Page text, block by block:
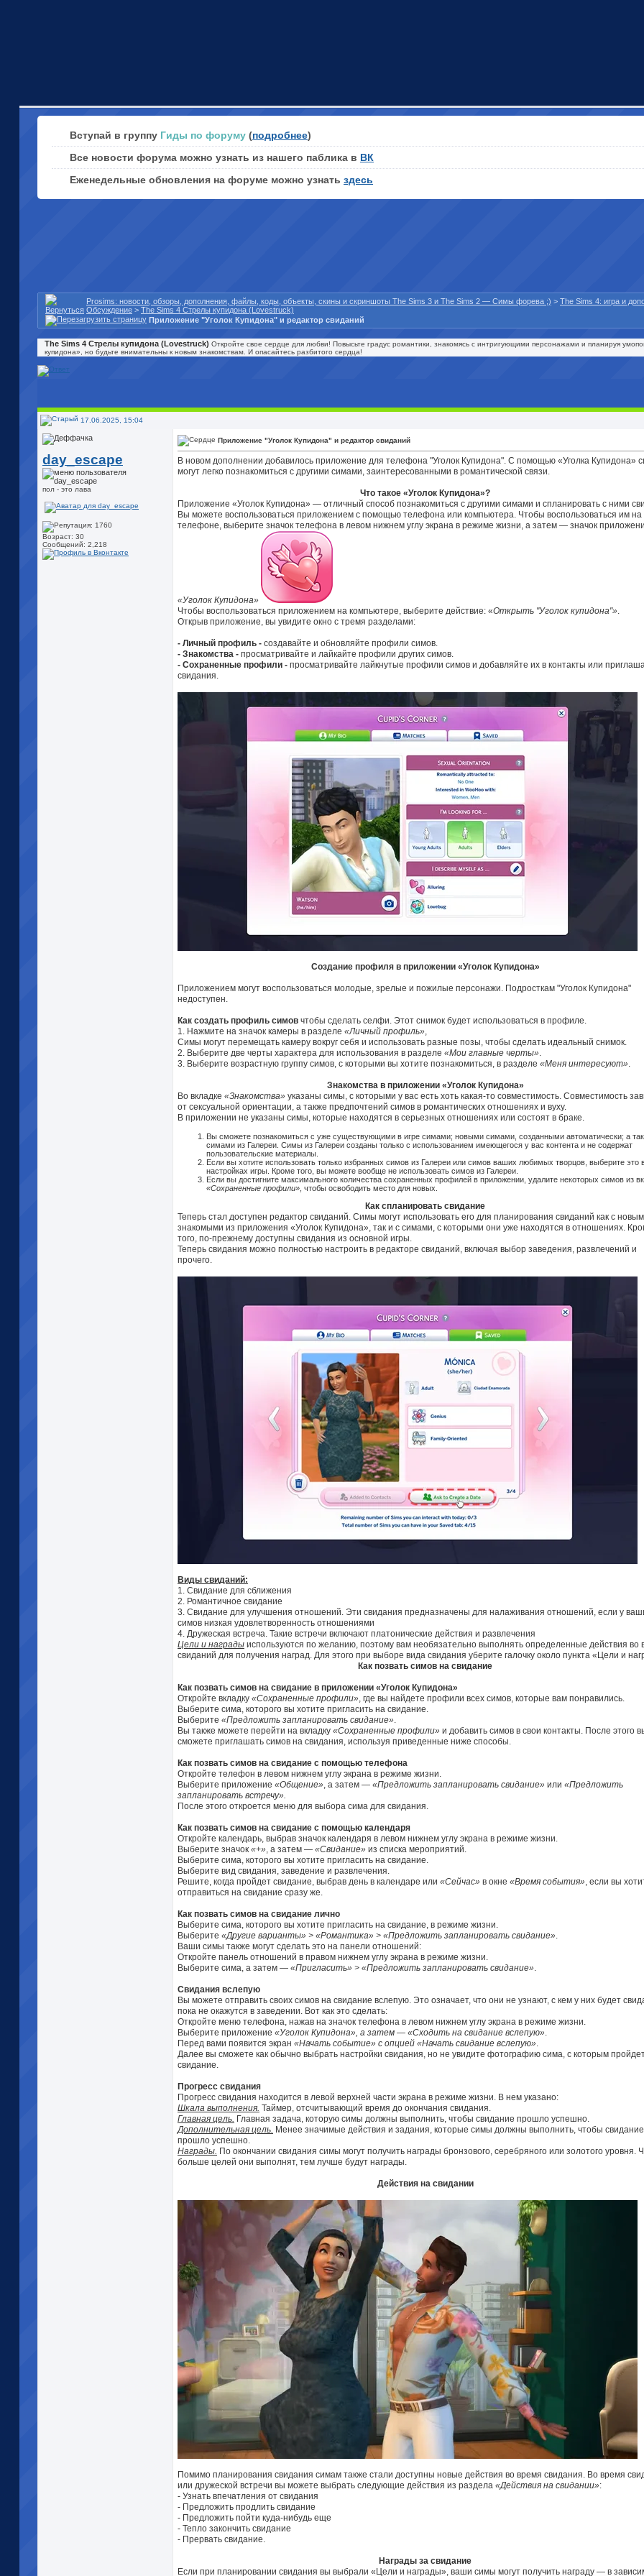
Вступай в группу Гиды по форуму (подробнее)
Все новости форума можно узнать из нашего паблика в ВК
Еженедельные обновления на форуме можно узнать здесь
Prosims: новости, обзоры, дополнения, файлы, коды, объекты, скины и скриншоты The Sims 3 и The Sims 2 — Симы форева ;) > The Sims 4: игра и
Обсуждение > The Sims 4 Стрелы купидона (Lovestruck)
Приложение "Уголок Купидона" и редактор свиданий
The Sims 4 Стрелы купидона (Lovestruck) Откройте свое сердце для любви! Повысьте градус романтики, знакомясь с интригующими персонажами и планируя
купидона», но будьте внимательны к новым знакомствам. И опасайтесь разбитого сердца!
17.06.2025, 15:04
day_escape
пол - это лава
Возраст: 30
Сообщений: 2,218
Приложение "Уголок Купидона" и редактор свиданий
В новом дополнении добавилось приложение для телефона "Уголок Купидона". С помощью «Уголка Купидона»
могут легко познакомиться с другими симами, заинтересованными в романтической связи.
Что такое «Уголок Купидона»?
Приложение «Уголок Купидона» — отличный способ познакомиться с другими симами и спланировать с ними
Вы можете воспользоваться приложением с помощью телефона или компьютера. Чтобы воспользоваться им на
телефоне, выберите значок телефона в левом нижнем углу экрана в режиме жизни, а затем — значок
«Уголок Купидона»
Чтобы воспользоваться приложением на компьютере, выберите действие: «Открыть "Уголок купидона"».
Открыв приложение, вы увидите окно с тремя разделами:
- Личный профиль - создавайте и обновляйте профили симов.
- Знакомства - просматривайте и лайкайте профили других симов.
- Сохраненные профили - просматривайте лайкнутые профили симов и добавляйте их в контакты или
свидания.
Создание профиля в приложении «Уголок Купидона»
Приложением могут воспользоваться молодые, зрелые и пожилые персонажи. Подросткам "Уголок Купидона"
недоступен.
Как создать профиль симов чтобы сделать селфи. Этот снимок будет использоваться в профиле.
1. Нажмите на значок камеры в разделе «Личный профиль»,
Симы могут перемещать камеру вокруг себя и использовать разные позы, чтобы сделать идеальный снимок.
2. Выберите две черты характера для использования в разделе «Мои главные черты».
3. Выберите возрастную группу симов, с которыми вы хотите познакомиться, в разделе «Меня интересуют».
Знакомства в приложении «Уголок Купидона»
Во вкладке «Знакомства» указаны симы, с которыми у вас есть хоть какая-то совместимость. Совместимость
от сексуальной ориентации, а также предпочтений симов в романтических отношениях и вуху.
В приложении не указаны симы, которые находятся в серьезных отношениях или состоят в браке.
Вы сможете познакомиться с уже существующими в игре симами; новыми симами, созданными автоматически; а
симами из Галереи. Симы из Галереи созданы только с использованием имеющегося у вас контента и не содержат
пользовательские материалы.
Если вы хотите использовать только избранных симов из Галереи или симов ваших любимых творцов, выберите это
настройках игры. Кроме того, вы можете вообще не использовать симов из Галереи.
Если вы достигните максимального количества сохраненных профилей в приложении, удалите некоторых симов из
«Сохраненные профили» , чтобы освободить место для новых.
Как спланировать свидание
Теперь стал доступен редактор свиданий. Симы могут использовать его для планирования свиданий как с
знакомыми из приложения «Уголок Купидона», так и с симами, с которыми они уже находятся в отношениях.
того, по-прежнему доступны свидания из основной игры.
Теперь свидания можно полностью настроить в редакторе свиданий, включая выбор заведения, развлечений и
прочего.
Виды свиданий:
1. Свидание для сближения
2. Романтичное свидание
3. Свидание для улучшения отношений. Эти свидания предназначены для налаживания отношений, если у
симов низкая удовлетворенность отношениями
4. Дружеская встреча. Такие встречи включают платонические действия и развлечения
Цели и награды используются по желанию, поэтому вам необязательно выполнять определенные действия во
свиданий для получения наград. Для этого при выборе вида свидания уберите галочку около пункта «Цели и
Как позвать симов на свидание
Как позвать симов на свидание в приложении «Уголок Купидона»
Откройте вкладку «Сохраненные профили», где вы найдете профили всех симов, которые вам понравились.
Выберите сима, которого вы хотите пригласить на свидание.
Выберите «Предложить запланировать свидание».
Вы также можете перейти на вкладку «Сохраненные профили» и добавить симов в свои контакты. После этого
сможете приглашать симов на свидания, используя приведенные ниже способы.
Как позвать симов на свидание с помощью телефона
Откройте телефон в левом нижнем углу экрана в режиме жизни.
Выберите приложение «Общение», а затем — «Предложить запланировать свидание» или «Предложить
запланировать встречу».
После этого откроется меню для выбора сима для свидания.
Как позвать симов на свидание с помощью календаря
Откройте календарь, выбрав значок календаря в левом нижнем углу экрана в режиме жизни.
Выберите значок «+», а затем — «Свидание» из списка мероприятий.
Выберите сима, которого вы хотите пригласить на свидание.
Выберите вид свидания, заведение и развлечения.
Решите, когда пройдет свидание, выбрав день в календаре или «Сейчас» в окне «Время события», если вы
отправиться на свидание сразу же.
Как позвать симов на свидание лично
Выберите сима, которого вы хотите пригласить на свидание, в режиме жизни.
Выберите «Другие варианты» > «Романтика» > «Предложить запланировать свидание».
Ваши симы также могут сделать это на панели отношений:
Откройте панель отношений в правом нижнем углу экрана в режиме жизни.
Выберите сима, а затем — «Пригласить» > «Предложить запланировать свидание».
Свидания вслепую
Вы можете отправить своих симов на свидание вслепую. Это означает, что они не узнают, с кем у них будет
пока не окажутся в заведении. Вот как это сделать:
Откройте меню телефона, нажав на значок телефона в левом нижнем углу экрана в режиме жизни.
Выберите приложение «Уголок Купидона», а затем — «Сходить на свидание вслепую».
Перед вами появится экран «Начать событие» с опцией «Начать свидание вслепую».
Далее вы сможете как обычно выбрать настройки свидания, но не увидите фотографию сима, с которым
свидание.
Прогресс свидания
Прогресс свидания находится в левой верхней части экрана в режиме жизни. В нем указано:
Шкала выполнения. Таймер, отсчитывающий время до окончания свидания.
Главная цель. Главная задача, которую симы должны выполнить, чтобы свидание прошло успешно.
Дополнительная цель. Менее значимые действия и задания, которые симы должны выполнить, чтобы свидание
прошло успешно.
Награды. По окончании свидания симы могут получить награды бронзового, серебряного или золотого уровня.
больше целей они выполнят, тем лучше будут награды.
Действия на свидании
Помимо планирования свидания симам также стали доступны новые действия во время свидания. Во время
или дружеской встречи вы можете выбрать следующие действия из раздела «Действия на свидании»:
- Узнать впечатления от свидания
- Предложить продлить свидание
- Предложить пойти куда-нибудь еще
- Тепло закончить свидание
- Прервать свидание.
Награды за свидание
Если при планировании свидания вы выбрали «Цели и награды», ваши симы могут получить награду — в